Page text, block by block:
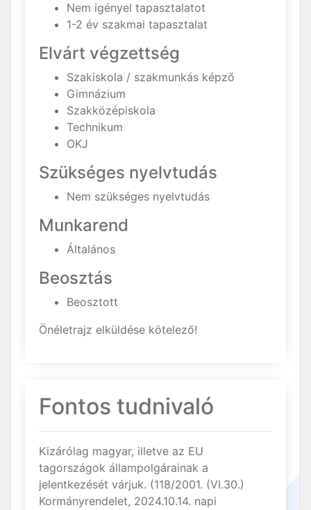
Nem igényel tapasztalatot
1-2 év szakmai tapasztalat
Elvárt végzettség
Szakiskola / szakmunkás képző
Gimnázium
Szakközépiskola
Technikum
OKJ
Szükséges nyelvtudás
Nem szükséges nyelvtudás
Munkarend
Általános
Beosztás
Beosztott
Önéletrajz elküldése kötelező!
Fontos tudnivaló
Kizárólag magyar, illetve az EU
tagországok állampolgárainak a
jelentkezését várjuk. (118/2001. (VI.30.)
Kormányrendelet, 2024.10.14. napi